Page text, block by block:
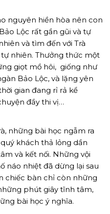
nguyên hiền hòa nên con
Lộc rất gần gũi và tự
và tìm đến với Trà
nhiên. Thưởng thức một
giọt mồ hôi, giống như
Bảo Lộc, và lặng yên
gian đang rỉ rả kể
đầy thi vị…
những bài học ngẫm ra
khách thả lỏng dần
và kết nối. Những vội
náo nhiệt đã dừng lại sau
chiếc bàn chỉ còn những
phút giây tĩnh tâm,
bài học ý nghĩa.